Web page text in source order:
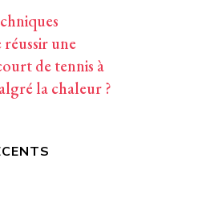
une
de tennis à
la chaleur ?